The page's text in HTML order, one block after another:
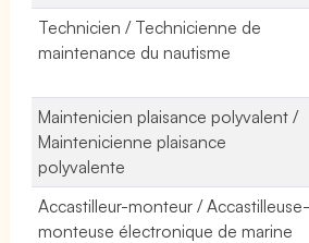
Technicien / Technicienne de
maintenance du nautisme
Maintenicien plaisance polyvalent /
Maintenicienne plaisance
polyvalente
Accastilleur-monteur / Accastilleuse-
monteuse électronique de marine